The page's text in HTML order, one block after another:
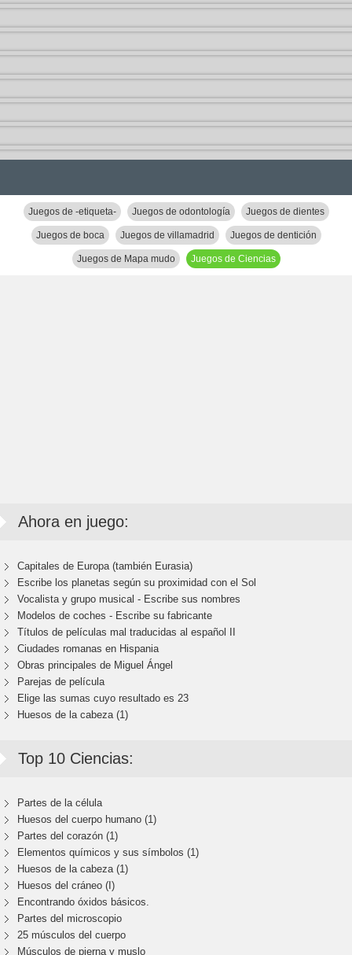
Juegos de -etiqueta- Juegos de odontología Juegos de dientes
Juegos de boca Juegos de villamadrid Juegos de dentición
Juegos de Mapa mudo Juegos de Ciencias
Ahora en juego:
Capitales de Europa (también Eurasia)
Escribe los planetas según su proximidad con el Sol
Vocalista y grupo musical - Escribe sus nombres
Modelos de coches - Escribe su fabricante
Títulos de películas mal traducidas al español II
Ciudades romanas en Hispania
Obras principales de Miguel Ángel
Parejas de película
Elige las sumas cuyo resultado es 23
Huesos de la cabeza (1)
Top 10 Ciencias:
Partes de la célula
Huesos del cuerpo humano (1)
Partes del corazón (1)
Elementos químicos y sus símbolos (1)
Huesos de la cabeza (1)
Huesos del cráneo (I)
Encontrando óxidos básicos.
Partes del microscopio
25 músculos del cuerpo
Músculos de pierna y muslo